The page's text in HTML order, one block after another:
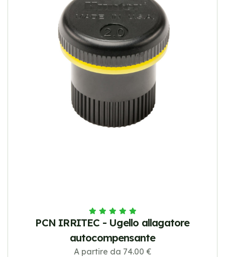
PCN IRRITEC - Ugello allagatore
autocompensante
A partire da 74.00 €